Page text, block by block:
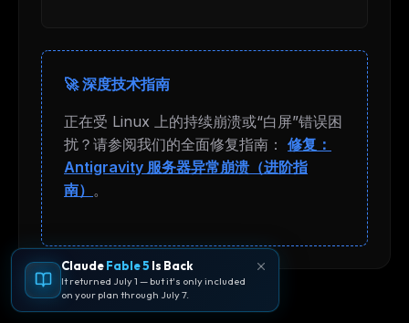
🚀 深度技术指南
正在受 Linux 上的持续崩溃或“白屏”错误困
扰？请参阅我们的全面修复指南： 修复：
Antigravity 服务器异常崩溃（进阶指
南） 。
ClaudeFable 5 Is Back
It returned July 1 — but it's only included
on your plan through July 7.